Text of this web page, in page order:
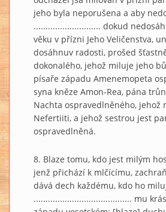
jeho byla neporušena a aby
............................ dokud
věku v přízni Jeho Veličenstva,
dosáhnuv radosti, prošed
dokonalého, jehož miluje jeho
písaře západu Amenemopeta
syna kněze Amon-Rea, pána
Nachta ospravedlněného, jehož
Nefertiiti, a jehož sestrou jest
ospravedlněná.
8. Blaze tomu, kdo jest milým
jenž přichází k mlčícímu,
dává dech každému, kdo ho
......................................... mu